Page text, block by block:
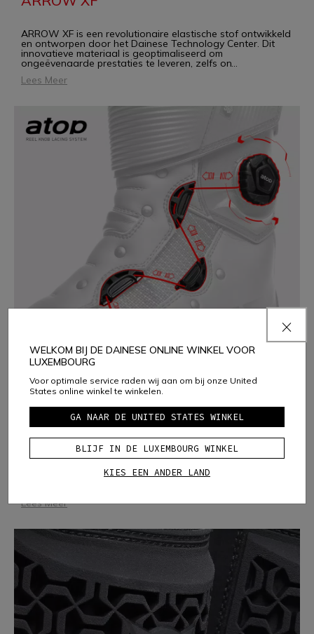
ARROW XF is een revolutionaire elastische stof ontwikkeld
en ontworpen door het Dainese Technology Center. Dit
innovatieve materiaal is geoptimaliseerd om
ongeëvenaarde prestaties te leveren, zelfs on...
Lees Meer
ATOP REEL KNOP
VETERSLUITINGSYSTEEM
The unieke ATOP klikwielvetersysteem met instelrotor is te
vinden in sommige van de motorlaarsmodellen van TCX. De
micrometrische kabelspoelsluiting kalibreert de spanning
Lees Meer
WELKOM BIJ DE DAINESE ONLINE WINKEL VOOR
LUXEMBOURG
Voor optimale service raden wij aan om bij onze United
States online winkel te winkelen.
GA NAAR DE UNITED STATES WINKEL
BLIJF IN DE LUXEMBOURG WINKEL
KIES EEN ANDER LAND